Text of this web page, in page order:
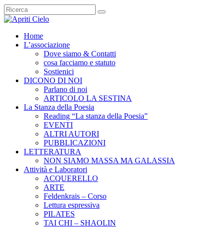
Home
L’associazione
Dove siamo & Contatti
cosa facciamo e statuto
Sostienici
DICONO DI NOI
Parlano di noi
ARTICOLO LA SESTINA
La Stanza della Poesia
Reading “La stanza della Poesia”
EVENTI
ALTRI AUTORI
PUBBLICAZIONI
LETTERATURA
NON SIAMO MASSA MA GALASSIA
Attività e Laboratori
ACQUERELLO
ARTE
Feldenkrais – Corso
Lettura espressiva
PILATES
TAI CHI – SHAOLIN